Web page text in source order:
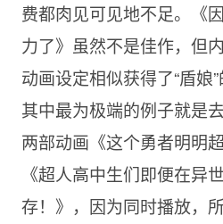
费都肉见可见地不足。《
力了》虽然不是佳作，但
动画设定相似获得了“盾娘
其中最为极端的例子就是
两部动画《这个勇者明明
《超人高中生们即便在异
存！》，因为同时播放，